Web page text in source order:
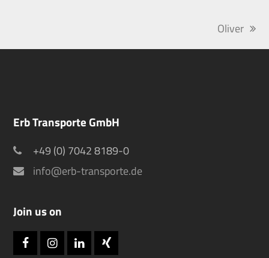
Nächster
Beitrag:
Oliver
Erb Transporte GmbH
+49 (0) 7042 8189-0
info@erb-transporte.de
Join us on
FacebookInstagramLinkedInXing